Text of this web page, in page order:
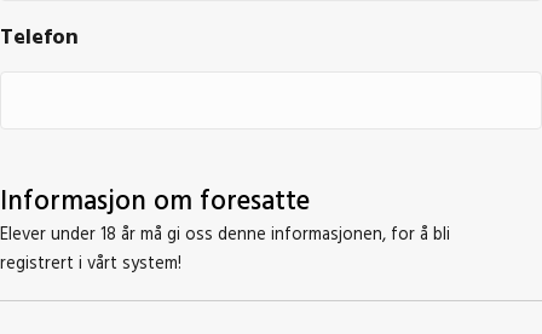
YYYY
Telefon
Informasjon om foresatte
Elever under 18 år må gi oss denne informasjonen, for å bli
registrert i vårt system!